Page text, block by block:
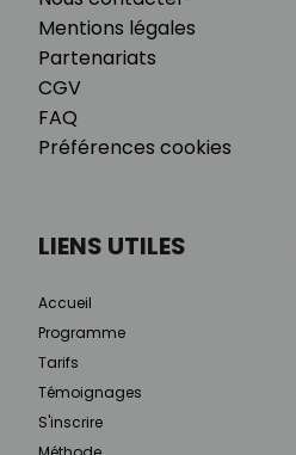
Mentions légales
Partenariats
CGV
FAQ
Préférences cookies
LIENS UTILES
Accueil
Programme
Tarifs
Témoignages
S'inscrire